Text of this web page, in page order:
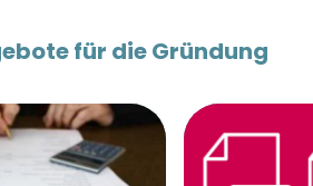
für die Gründung